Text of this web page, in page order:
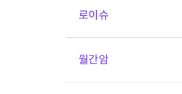
로이슈
월간암